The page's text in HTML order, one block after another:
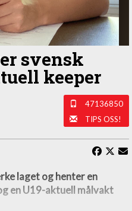
svensk
keeper
47136850
TIPS OSS!
laget og henter en
en U19-aktuell målvakt